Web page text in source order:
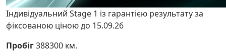
Індивідуальний Stage 1 із гарантією результату за
фіксованою ціною до 15.09.26
Пробіг388300 км.